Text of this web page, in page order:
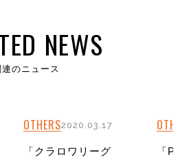
NEWS
連のニュース
OTHERS2020.03.17
「クラロワリーグ
「